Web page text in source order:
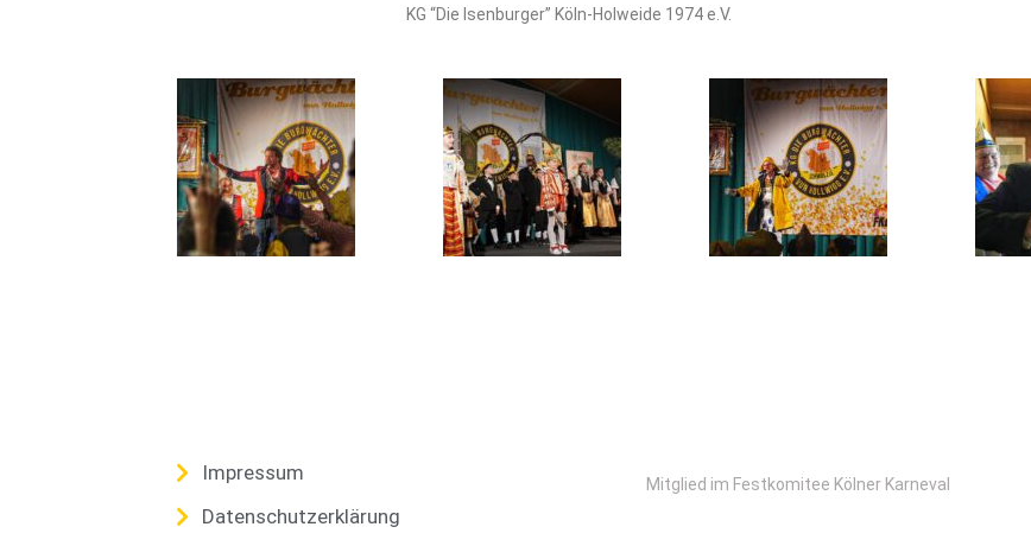
KG “Die Isenburger” Köln-Holweide 1974 e.V.
Impressum
Datenschutzerklärung
Mitglied im Festkomitee Kölner Karneval​